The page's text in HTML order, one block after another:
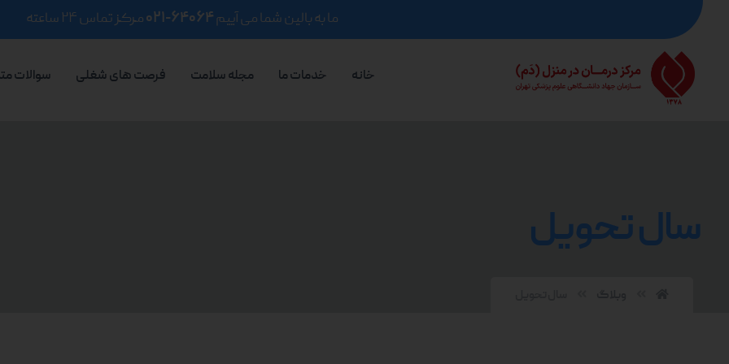
ما به بالین شما می آییم۶۴۰۶۴-۰۲۱ مرکز تماس ۲۴ ساعته
خانه خدمات ما مجله سلامت فرصت های شغلی سوالات
سال تحویل